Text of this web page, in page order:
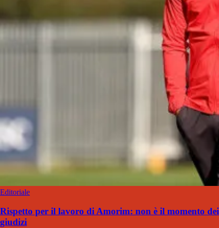
Editoriale
Rispetto per il lavoro di Amorim: non è il momento dei
giudizi